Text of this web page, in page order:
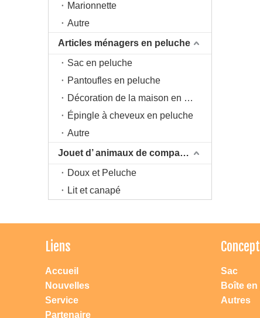
Marionnette
Autre
Articles ménagers en peluche
Sac en peluche
Pantoufles en peluche
Décoration de la maison en peluche
Épingle à cheveux en peluche
Autre
Jouet d’ animaux de compagnie
Doux et Peluche
Lit et canapé
Liens
Accueil
Nouvelles
Service
Partenaire
Sac
Boîte
Autres